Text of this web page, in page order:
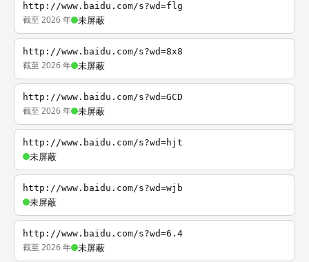
http://www.baidu.com/s?wd=flg
截至 2026 年 未屏蔽
http://www.baidu.com/s?wd=8x8
截至 2026 年 未屏蔽
http://www.baidu.com/s?wd=GCD
截至 2026 年 未屏蔽
http://www.baidu.com/s?wd=hjt
未屏蔽
http://www.baidu.com/s?wd=wjb
未屏蔽
http://www.baidu.com/s?wd=6.4
截至 2026 年 未屏蔽